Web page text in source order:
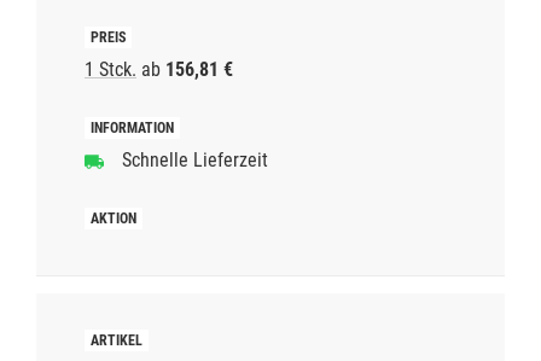
1 Stck. ab 156,81 €
Schnelle Lieferzeit